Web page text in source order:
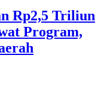
Rp2,5 Triliun
Program,